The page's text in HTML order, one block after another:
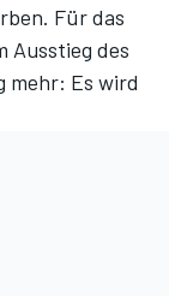
Für das
Ausstieg des
mehr: Es wird